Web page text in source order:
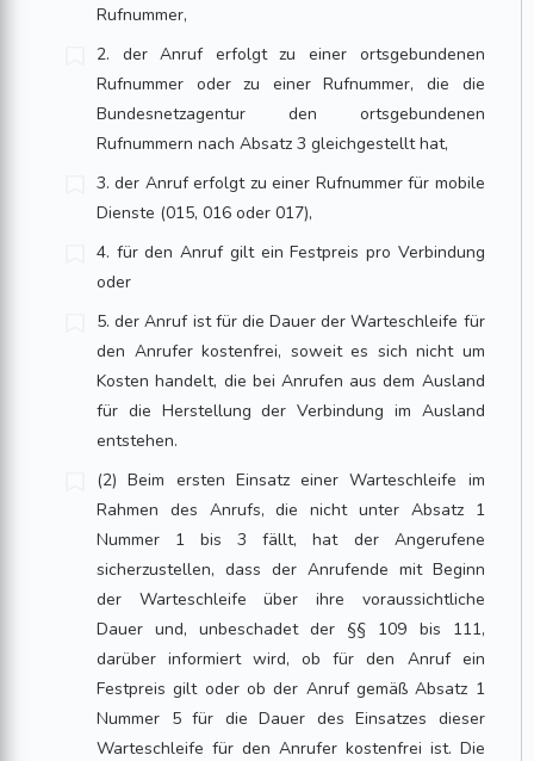
Rufnummer,
2. der Anruf erfolgt zu einer ortsgebundenen
Rufnummer oder zu einer Rufnummer, die die
Bundesnetzagentur den ortsgebundenen
Rufnummern nach Absatz 3 gleichgestellt hat,
3. der Anruf erfolgt zu einer Rufnummer für mobile
Dienste (015, 016 oder 017),
4. für den Anruf gilt ein Festpreis pro Verbindung
oder
5. der Anruf ist für die Dauer der Warteschleife für
den Anrufer kostenfrei, soweit es sich nicht um
Kosten handelt, die bei Anrufen aus dem Ausland
für die Herstellung der Verbindung im Ausland
entstehen.
(2) Beim ersten Einsatz einer Warteschleife im
Rahmen des Anrufs, die nicht unter Absatz 1
Nummer 1 bis 3 fällt, hat der Angerufene
sicherzustellen, dass der Anrufende mit Beginn
der Warteschleife über ihre voraussichtliche
Dauer und, unbeschadet der §§ 109 bis 111,
darüber informiert wird, ob für den Anruf ein
Festpreis gilt oder ob der Anruf gemäß Absatz 1
Nummer 5 für die Dauer des Einsatzes dieser
Warteschleife für den Anrufer kostenfrei ist. Die